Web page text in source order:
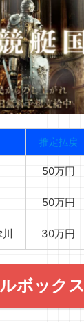
推定払戻
50万円
50万円
30万円
ボックス